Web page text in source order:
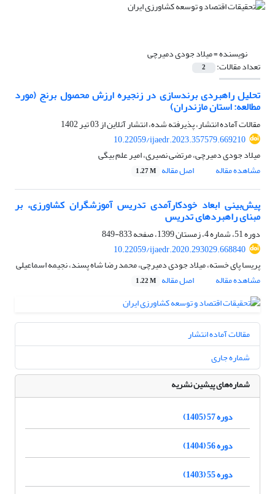
نویسنده =میلاد جودی دمیرچی
تعداد مقالات: 2
تحلیل راهبردی برندسازی در زنجیره ارزش محصول برنج (مورد
مطالعه: استان مازندران)
مقالات آماده انتشار، پذیرفته شده، انتشار آنلاین از03 تیر 1402
10.22059/ijaedr.2023.357579.669210
میلاد جودی دمیرچی، مرتضی نصیری، امیر علم بیگی
مشاهده مقاله
اصل مقاله 1.27 M
پیش‌بینی ابعاد خودکارآمدی تدریس آموزشگران کشاورزی، بر
مبنای راهبردهای تدریس
دوره 51، شماره 4، زمستان 1399، صفحه
833-849
10.22059/ijaedr.2020.293029.668840
پریسا پای خسته، میلاد جودی دمیرچی، محمد رضا شاه پسند، نجیمه اسماعیلی
مشاهده مقاله
اصل مقاله 1.22 M
مقالات آماده انتشار
شماره جاری
شماره‌های پیشین نشریه
دوره 57 (1405)
دوره 56 (1404)
دوره 55 (1403)